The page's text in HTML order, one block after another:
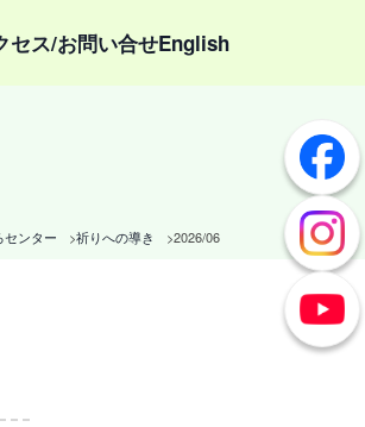
セス/お問い合せEnglish
センター 祈りへの導き 2026/06